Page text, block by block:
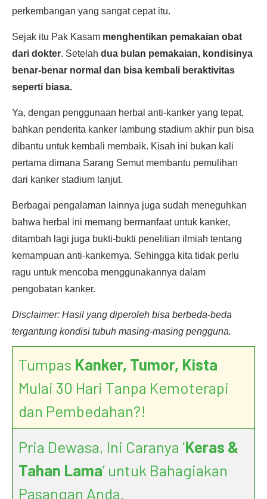
perkembangan yang sangat cepat itu.
Sejak itu Pak Kasam menghentikan pemakaian obat
dari dokter. Setelah dua bulan pemakaian, kondisinya
benar-benar normal dan bisa kembali beraktivitas
seperti biasa.
Ya, dengan penggunaan herbal anti-kanker yang tepat,
bahkan penderita kanker lambung stadium akhir pun bisa
dibantu untuk kembali membaik. Kisah ini bukan kali
pertama dimana Sarang Semut membantu pemulihan
dari kanker stadium lanjut.
Berbagai pengalaman lainnya juga sudah meneguhkan
bahwa herbal ini memang bermanfaat untuk kanker,
ditambah lagi juga bukti-bukti penelitian ilmiah tentang
kemampuan anti-kankernya. Sehingga kita tidak perlu
ragu untuk mencoba menggunakannya dalam
pengobatan kanker.
Disclaimer: Hasil yang diperoleh bisa berbeda-beda
tergantung kondisi tubuh masing-masing pengguna.
Tumpas Kanker, Tumor, Kista
Mulai 30 Hari Tanpa Kemoterapi
dan Pembedahan?!
Pria Dewasa, Ini Caranya ‘Keras &
Tahan Lama’ untuk Bahagiakan
Pasangan Anda.